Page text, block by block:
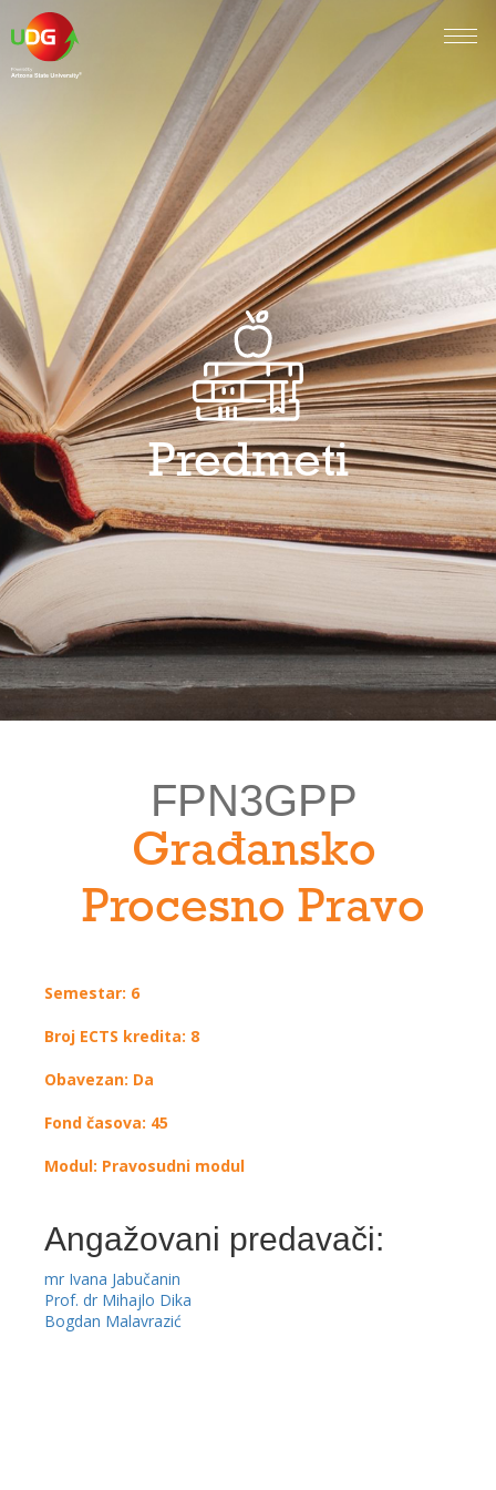
Predmeti
FPN3GPP
Građansko
Procesno Pravo
Semestar: 6
Broj ECTS kredita: 8
Obavezan: Da
Fond časova: 45
Modul: Pravosudni modul
Angažovani predavači:
mr Ivana Jabučanin
Prof. dr Mihajlo Dika
Bogdan Malavrazić